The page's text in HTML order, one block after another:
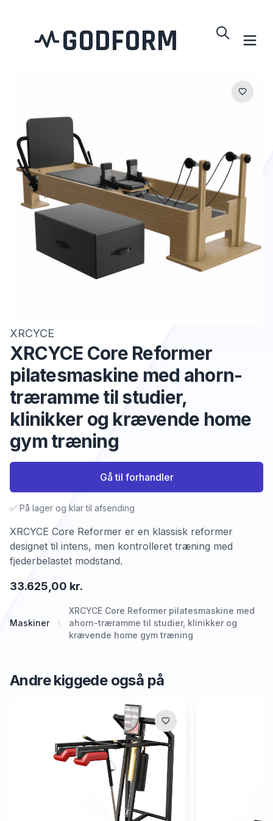
GODFORM
XRCYCE
XRCYCE Core Reformer
pilatesmaskine med ahorn-
træramme til studier,
klinikker og krævende home
gym træning
Maskiner
XRCYCE Core Reformer pilatesmaskine med
ahorn-træramme til studier, klinikker og
krævende home gym træning
33.625,00 kr.
XRCYCE Core Reformer er en klassisk reformer
designet til intens, men kontrolleret træning med
fjederbelastet modstand.
✅ På lager og klar til afsending
Gå til forhandler
Andre kiggede også på